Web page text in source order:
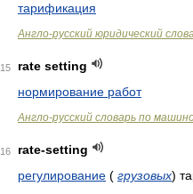
тарификация
Англо-русский юридический
15
rate setting
нормирование работ
Англо-русский словарь по
16
rate-setting
регулирование ( грузовых)